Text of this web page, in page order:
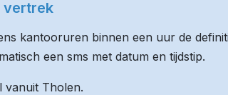
vertrek
kantooruren binnen een uur de
een sms met datum en tijdstip.
vanuit Tholen.